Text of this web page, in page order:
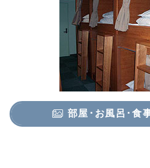
部屋･お風呂･食